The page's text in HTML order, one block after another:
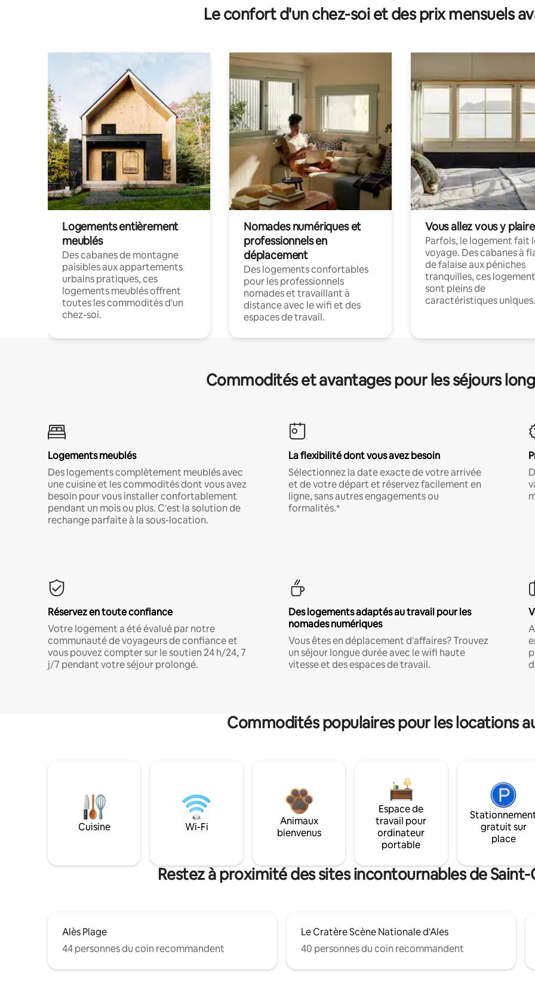
Le confort d'un chez-soi et des prix mensuels
Logements entièrement
meublés
Des cabanes de montagne
paisibles aux appartements
urbains pratiques, ces
logements meublés offrent
toutes les commodités d'un
chez-soi.
Nomades numériques et
professionnels en
déplacement
Des logements confortables
pour les professionnels
nomades et travaillant à
distance avec le wifi et des
espaces de travail.
Vous allez vous y plaire
Parfois, le logement fait
voyage. Des cabanes à
de falaise aux péniches
tranquilles, ces
sont pleins de
caractéristiques uniques.
Commodités et avantages pour les séjours
Logements meublés
Des logements complètement meublés avec
une cuisine et les commodités dont vous avez
besoin pour vous installer confortablement
pendant un mois ou plus. C'est la solution de
rechange parfaite à la sous-location.
La flexibilité dont vous avez besoin
Sélectionnez la date exacte de votre arrivée
et de votre départ et réservez facilement en
ligne, sans autres engagements ou
formalités.*
Réservez en toute confiance
Votre logement a été évalué par notre
communauté de voyageurs de confiance et
vous pouvez compter sur le soutien 24 h/24, 7
j/7 pendant votre séjour prolongé.
Des logements adaptés au travail pour les
nomades numériques
Vous êtes en déplacement d'affaires? Trouvez
un séjour longue durée avec le wifi haute
vitesse et des espaces de travail.
Commodités populaires pour les locations
Cuisine Wi-Fi
Animaux
bienvenus
Espace de
travail pour
ordinateur
portable
gratuit sur
place
Restez à proximité des sites incontournables de
Alès Plage
44 personnes du coin recommandent
Le Cratère Scène Nationale d'Ales
40 personnes du coin recommandent